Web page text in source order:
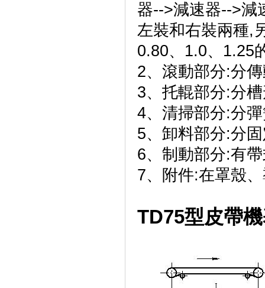
器-->減速器-->減
左裝和右裝兩種,
0.80、1.0、1.25
2、滾動部分:分
3、托輥部分:分
4、清掃部分:分
5、卸料部分:分
6、制動部分:有
7、附件:在罩殼
TD75型皮帶機